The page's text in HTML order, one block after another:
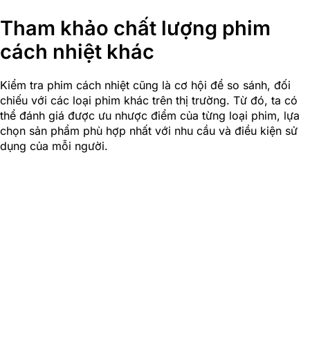
Tham khảo chất lượng phim
cách nhiệt khác
Kiểm tra phim cách nhiệt cũng là cơ hội để so sánh, đối
chiếu với các loại phim khác trên thị trường. Từ đó, ta có
thể đánh giá được ưu nhược điểm của từng loại phim, lựa
chọn sản phẩm phù hợp nhất với nhu cầu và điều kiện sử
dụng của mỗi người.